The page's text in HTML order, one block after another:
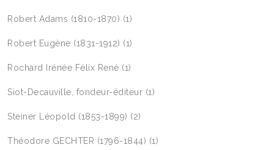
Robert Adams (1810-1870) (1)
Robert Eugène (1831-1912) (1)
Rochard Irénée Félix René (1)
Siot-Decauville, fondeur-éditeur (1)
Steiner Léopold (1853-1899) (2)
Théodore GECHTER (1796-1844) (1)